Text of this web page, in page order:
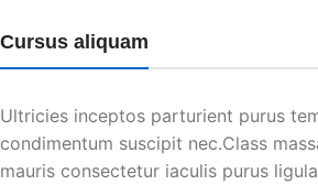
Cursus aliquam
Ultricies inceptos parturient purus
condimentum suscipit nec.Class
mauris consectetur iaculis purus